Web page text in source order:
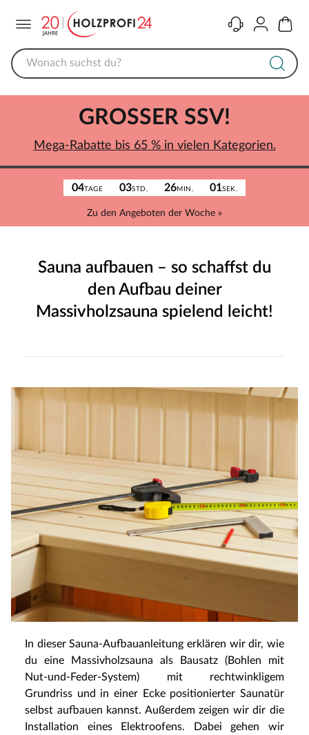
KontaktKonto
04TAGE 03STD. 26MIN. 01SEK.
Zu den Angeboten der Woche »
GROSSER SSV!
Mega-Rabatte bis 65 % in vielen Kategorien.
Sauna aufbauen – so schaffst du
den Aufbau deiner
Massivholzsauna spielend leicht!
In dieser Sauna-Aufbauanleitung erklären wir dir, wie
du eine Massivholzsauna als Bausatz (Bohlen mit
Nut-und-Feder-System) mit rechtwinkligem
Grundriss und in einer Ecke positionierter Saunatür
selbst aufbauen kannst. Außerdem zeigen wir dir die
Installation eines Elektroofens. Dabei gehen wir